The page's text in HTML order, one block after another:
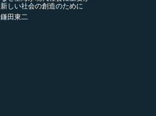
新しい社会の創造のために
鎌田東二